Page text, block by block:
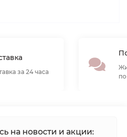
за 24 часа
на новости и акции: